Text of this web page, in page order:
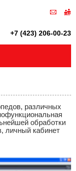
+7 (423) 206-00-23
различных
обработки
личный кабинет